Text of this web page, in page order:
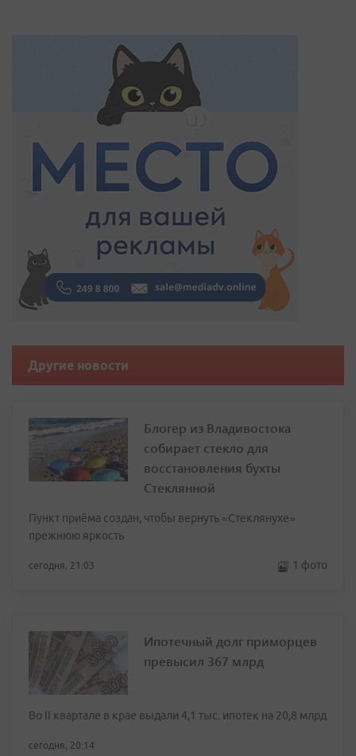
Другие новости
Блогер из Владивостока
собирает стекло для
восстановления бухты
Стеклянной
Пункт приёма создан, чтобы вернуть «Стеклянухе»
прежнюю яркость
сегодня, 21:03 1 фото
Ипотечный долг приморцев
превысил 367 млрд
Во II квартале в крае выдали 4,1 тыс. ипотек на 20,8 млрд
сегодня, 20:14